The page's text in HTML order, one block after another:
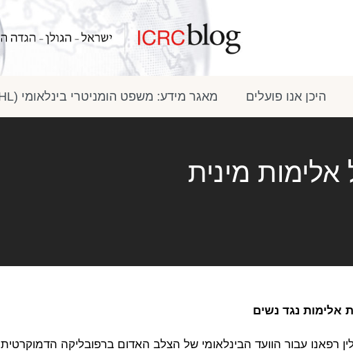
היכן אנו פועלים מאגר מידע: משפט הומניטרי בינלאומי (IHL)
מינית
אלימות נגד נשים
רפאנו עבור הוועד הבינלאומי של הצלב האדום ברפובליקה הדמוקרטית